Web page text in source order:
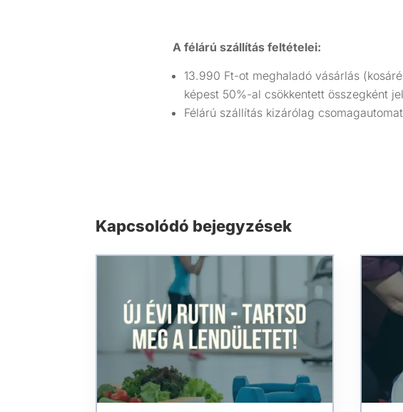
A félárú szállítás feltételei:
13.990 Ft-ot meghaladó vásárlás
képest 50%-al csökkentett összegként
Félárú szállítás kizárólag
Kapcsolódó bejegyzések